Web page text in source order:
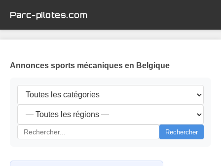
Parc-pilotes.com
Annonces sports mécaniques en Belgique
Rechercher